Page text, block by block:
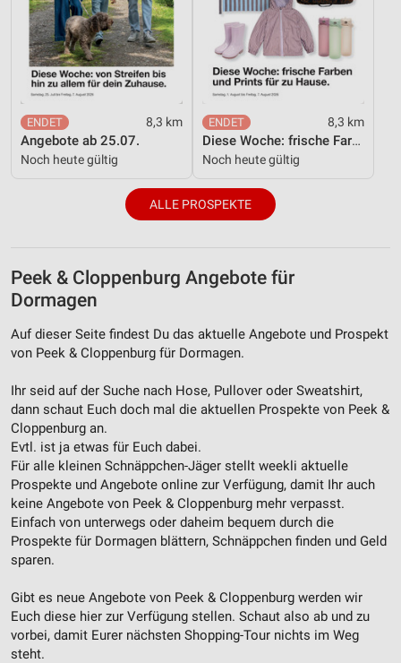
8,3 km
Angebote ab 25.07.
Noch heute gültig
8,3 km
Diese Woche: frische Farben und Prints für zu Hause.
Noch heute gültig
ALLE PROSPEKTE
Peek & Cloppenburg Angebote für
Dormagen
Auf dieser Seite findest Du das aktuelle Angebote und Prospekt
von Peek & Cloppenburg für Dormagen.
Ihr seid auf der Suche nach Hose, Pullover oder Sweatshirt,
dann schaut Euch doch mal die aktuellen Prospekte von Peek &
Cloppenburg an.
Evtl. ist ja etwas für Euch dabei.
Für alle kleinen Schnäppchen-Jäger stellt weekli aktuelle
Prospekte und Angebote online zur Verfügung, damit Ihr auch
keine Angebote von Peek & Cloppenburg mehr verpasst.
Einfach von unterwegs oder daheim bequem durch die
Prospekte für Dormagen blättern, Schnäppchen finden und Geld
sparen.
Gibt es neue Angebote von Peek & Cloppenburg werden wir
Euch diese hier zur Verfügung stellen. Schaut also ab und zu
vorbei, damit Eurer nächsten Shopping-Tour nichts im Weg
steht.